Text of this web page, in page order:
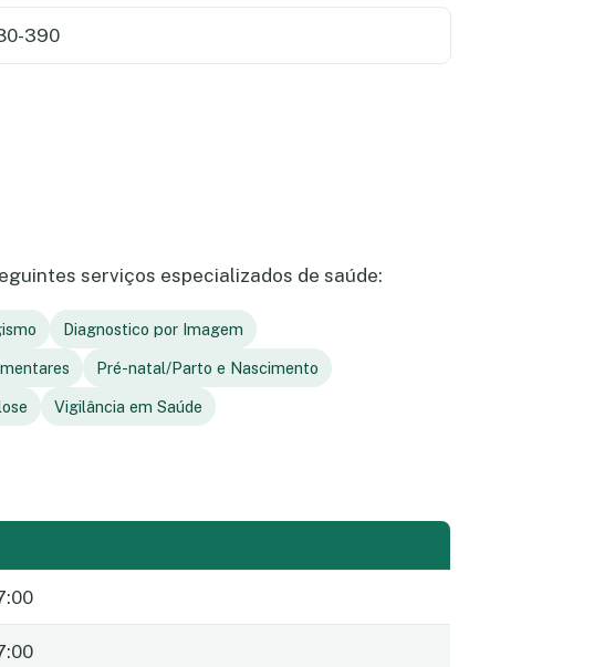
390
serviços especializados de saúde:
Diagnostico por Imagem
Pré-natal/Parto e Nascimento
Vigilância em Saúde